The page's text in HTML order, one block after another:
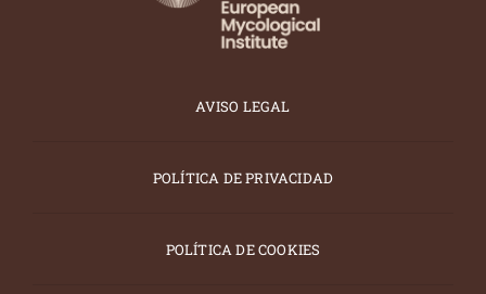
AVISO LEGAL
POLÍTICA DE PRIVACIDAD
POLÍTICA DE COOKIES